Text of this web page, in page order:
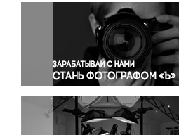
Окружающая среда
Политика
Правосудие
Происшествия и конфликты
Религия
Светская жизнь
Спорт
Экология